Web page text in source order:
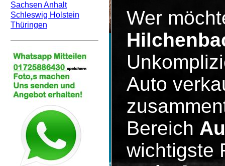
Sachsen Anhalt
Schleswig Holstein
Thüringen
Wer
Auto
Bereich
wichtigste